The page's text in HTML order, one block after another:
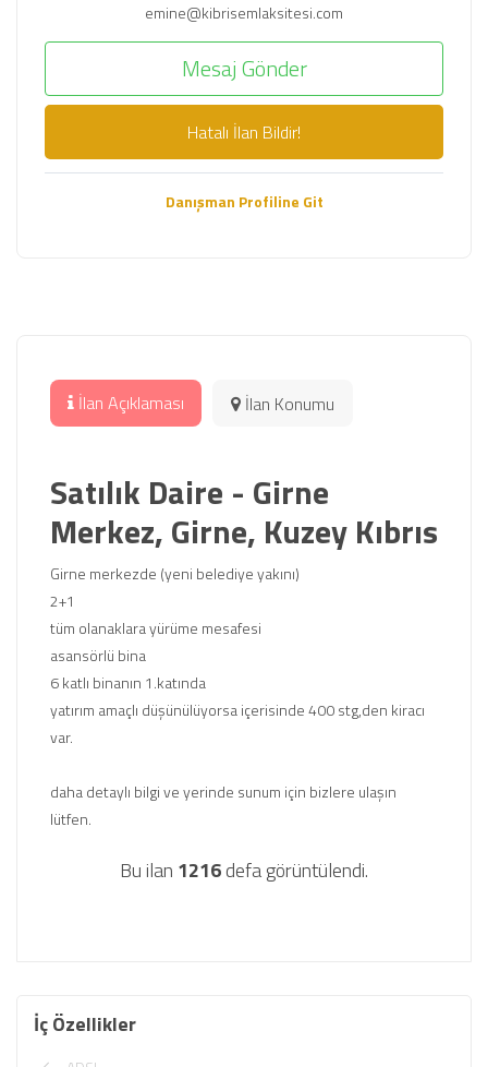
emine@kibrisemlaksitesi.com
Mesaj Gönder
Hatalı İlan Bildir!
Danışman Profiline Git
İlan Açıklaması İlan Konumu
Satılık Daire - Girne
Merkez, Girne, Kuzey Kıbrıs
Girne merkezde (yeni belediye yakını)
2+1
tüm olanaklara yürüme mesafesi
asansörlü bina
6 katlı binanın 1.katında
yatırım amaçlı düşünülüyorsa içerisinde 400 stg,den kiracı
var.
daha detaylı bilgi ve yerinde sunum için bizlere ulaşın
lütfen.
Bu ilan 1216defa görüntülendi.
İç Özellikler